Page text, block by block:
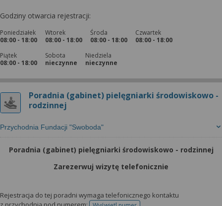
Godziny otwarcia rejestracji:
Poniedziałek
08:00 - 18:00
Wtorek
08:00 - 18:00
Środa
08:00 - 18:00
Czwartek
08:00 - 18:00
Piątek
08:00 - 18:00
Sobota
nieczynne
Niedziela
nieczynne
Poradnia (gabinet) pielęgniarki środowiskowo -
rodzinnej
Przychodnia Fundacji "Swoboda"
Poradnia (gabinet) pielęgniarki środowiskowo - rodzinnej
Zarezerwuj wizytę telefonicznie
Rejestracja do tej poradni wymaga telefonicznego kontaktu